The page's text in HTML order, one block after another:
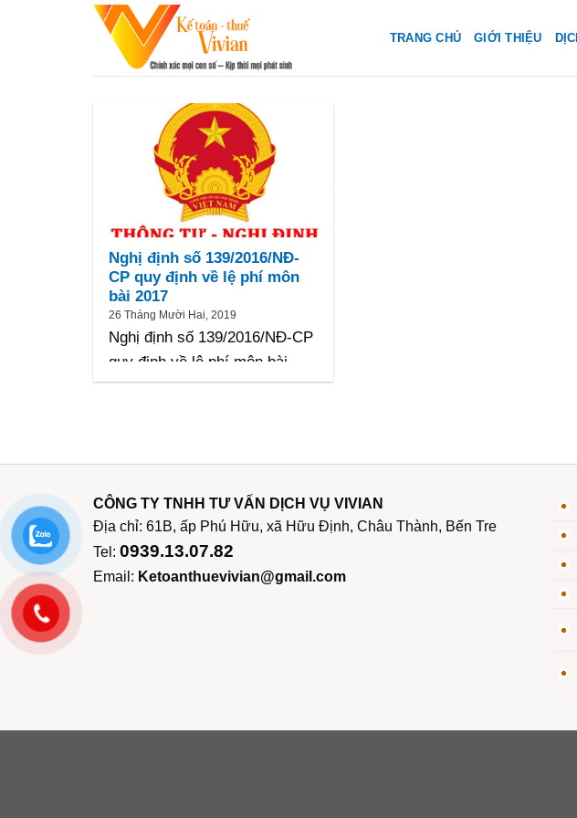
TRANG CHỦ GIỚI THIỆU
Nghị định số 139/2016/NĐ-
CP quy định về lệ phí môn
bài 2017
26 Tháng Mười Hai, 2019
Nghị định số 139/2016/NĐ-CP
quy định về lệ phí môn bài
2017 Ngày 04/10/2016,
CÔNG TY TNHH TƯ VẤN DỊCH VỤ VIVIAN
Địa chỉ: 61B, ấp Phú Hữu, xã Hữu Định, Châu Thành, Bến Tre
Tel: 0939.13.07.82
Email: Ketoanthuevivian@gmail.com